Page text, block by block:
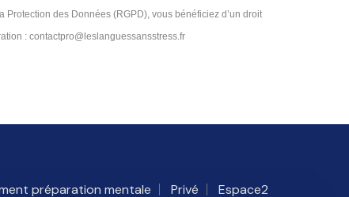
des Données (RGPD), vous bénéficiez d’un droit
: contactpro@leslanguessansstress.fr
préparation mentale Privé Espace2